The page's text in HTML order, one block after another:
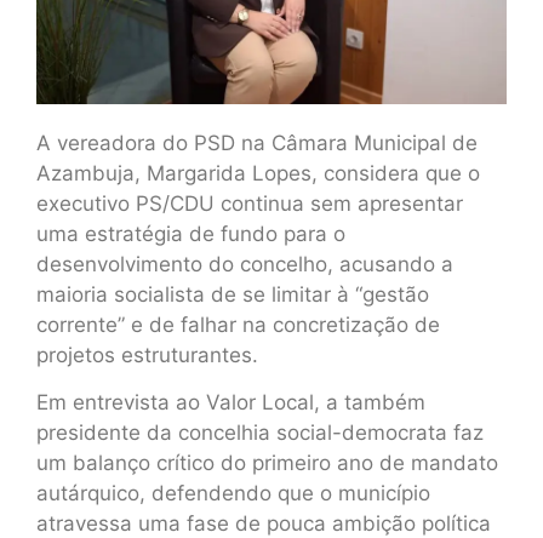
A vereadora do PSD na Câmara Municipal de
Azambuja, Margarida Lopes, considera que o
executivo PS/CDU continua sem apresentar
uma estratégia de fundo para o
desenvolvimento do concelho, acusando a
maioria socialista de se limitar à “gestão
corrente” e de falhar na concretização de
projetos estruturantes.
Em entrevista ao Valor Local, a também
presidente da concelhia social-democrata faz
um balanço crítico do primeiro ano de mandato
autárquico, defendendo que o município
atravessa uma fase de pouca ambição política